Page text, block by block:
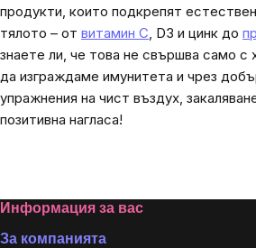
продукти, които подкрепят
тялото – от витамин C, D3 и цинк до
знаете ли, че това не свършва само
да изграждаме имунитета и чрез
упражнения на чист въздух,
позитивна нагласа!
Footer
Информация за вас
За компанията